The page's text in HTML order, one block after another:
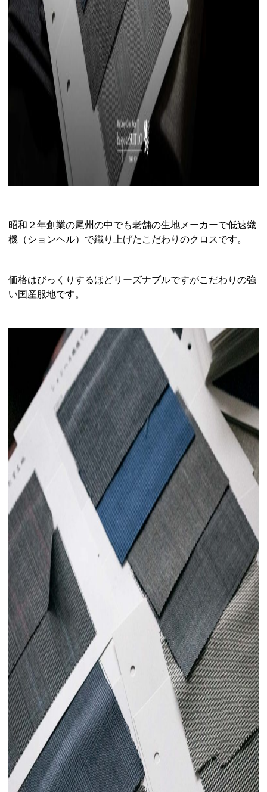
昭和２年創業の尾州の中でも老舗の生地メーカーで低速織
機（ションヘル）で織り上げたこだわりのクロスです。
価格はびっくりするほどリーズナブルですがこだわりの強
い国産服地です。